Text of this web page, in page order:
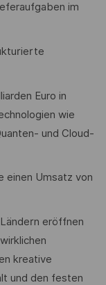
im
Euro in
wie
und Cloud-
einen Umsatz von
eröffnen
kreative
und den festen